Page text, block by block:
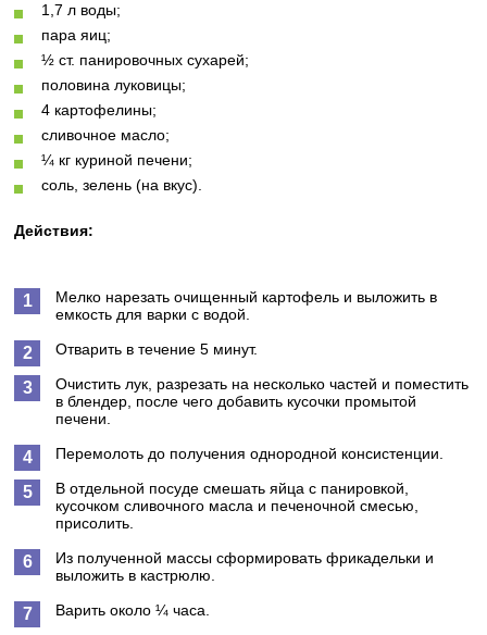
1,7 л воды;
пара яиц;
½ ст. панировочных сухарей;
половина луковицы;
4 картофелины;
сливочное масло;
¼ кг куриной печени;
соль, зелень (на вкус).
Действия:
Мелко нарезать очищенный картофель и выложить в
емкость для варки с водой.
Отварить в течение 5 минут.
Очистить лук, разрезать на несколько частей и поместить
в блендер, после чего добавить кусочки промытой
печени.
Перемолоть до получения однородной консистенции.
В отдельной посуде смешать яйца с панировкой,
кусочком сливочного масла и печеночной смесью,
присолить.
Из полученной массы сформировать фрикадельки и
выложить в кастрюлю.
Варить около ¼ часа.